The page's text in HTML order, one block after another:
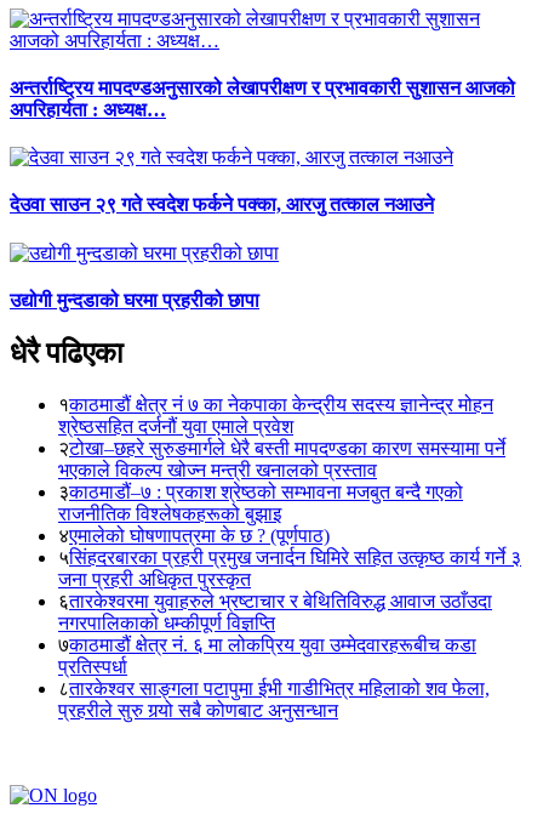
अन्तर्राष्ट्रिय मापदण्डअनुसारको लेखापरीक्षण र प्रभावकारी सुशासन आजको
अपरिहार्यता : अध्यक्ष…
देउवा साउन २९ गते स्वदेश फर्कने पक्का, आरजु तत्काल नआउने
उद्योगी मुन्दडाको घरमा प्रहरीको छापा
धेरै पढिएका
१काठमाडौं क्षेत्र नं ७ का नेकपाका केन्द्रीय सदस्य ज्ञानेन्द्र मोहन
श्रेष्ठसहित दर्जनौं युवा एमाले प्रवेश
२टोखा–छहरे सुरुङमार्गले धेरै बस्ती मापदण्डका कारण समस्यामा पर्ने
भएकाले विकल्प खोज्न मन्त्री खनालको प्रस्ताव
३काठमाडौं–७ : प्रकाश श्रेष्ठको सम्भावना मजबुत बन्दै गएको
राजनीतिक विश्लेषकहरूको बुझाइ
४एमालेको घोषणापत्रमा के छ ? (पूर्णपाठ)
५सिंहदरबारका प्रहरी प्रमुख जनार्दन घिमिरे सहित उत्कृष्ठ कार्य गर्ने ३
जना प्रहरी अधिकृत पुरस्कृत
६तारकेश्वरमा युवाहरुले भ्रष्टाचार र बेथितिविरुद्ध आवाज उठाँउदा
नगरपालिकाको धम्कीपूर्ण विज्ञप्ति
७काठमाडौं क्षेत्र नं. ६ मा लोकप्रिय युवा उम्मेदवारहरूबीच कडा
प्रतिस्पर्धा
८तारकेश्वर साङ्गला पटापुमा ईभी गाडीभित्र महिलाको शव फेला,
प्रहरीले सुरु गर्‍यो सबै कोणबाट अनुसन्धान